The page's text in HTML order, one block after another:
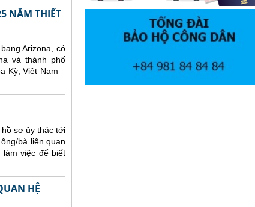
NĂM THIẾT
Arizona, có
và thành phố
Kỳ, Việt Nam –
sơ ủy thác tới
bà liên quan
làm việc để biết
HỆ